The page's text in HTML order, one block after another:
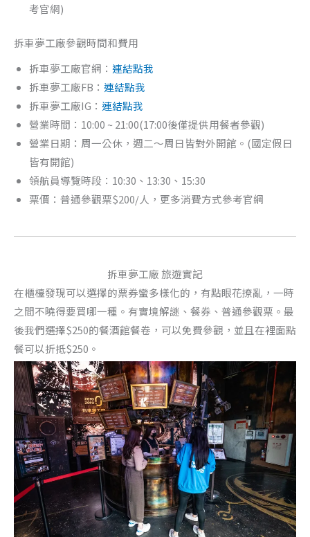
考官網)
拆車夢工廠參觀時間和費用
拆車夢工廠官網： 連結點我
拆車夢工廠FB： 連結點我
拆車夢工廠IG： 連結點我
營業時間：10:00 ~ 21:00(17:00後僅提供用餐者參觀)
營業日期：周一公休，週二～周日皆對外開館。(國定假日
皆有開館)
領航員導覽時段：10:30、13:30、15:30
票價：普通參觀票$200/人，更多消費方式參考官網
拆車夢工廠 旅遊實記
在櫃檯發現可以選擇的票券蠻多樣化的，有點眼花撩亂，一時
之間不曉得要買哪一種。有實境解謎、餐券、普通參觀票。最
後我們選擇$250的餐酒館餐卷，可以免費參觀，並且在裡面點
餐可以折抵$250。